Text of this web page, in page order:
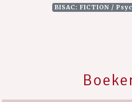
BISAC: FICTION /